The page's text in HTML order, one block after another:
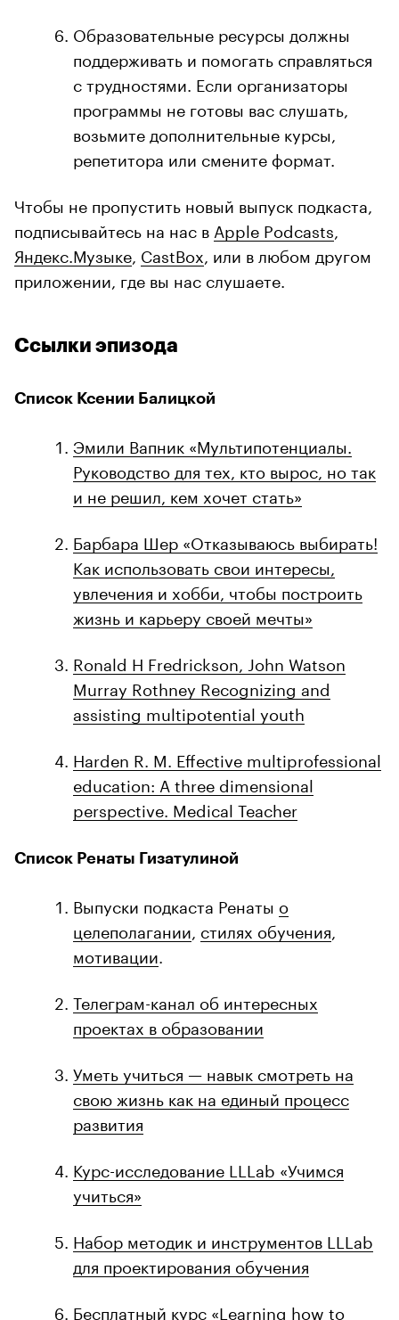
Образовательные ресурсы должны
поддерживать и помогать справляться
с трудностями. Если организаторы
программы не готовы вас слушать,
возьмите дополнительные курсы,
репетитора или смените формат.
Чтобы не пропустить новый выпуск подкаста,
подписывайтесь на нас в Apple Podcasts
Яндекс.Музыке CastBox , или в любом другом
приложении, где вы нас слушаете.
Ссылки эпизода
Список Ксении Балицкой
Эмили Вапник «Мультипотенциалы.
Руководство для тех, кто вырос, но так
и не решил, кем хочет стать»
Барбара Шер «Отказываюсь выбирать!
Как использовать свои интересы,
увлечения и хобби, чтобы построить
жизнь и карьеру своей мечты»
Ronald H Fredrickson, John Watson
Murray Rothney Recognizing and
assisting multipotential youth
Harden R. M. Effective multiprofessional
education: A three dimensional
perspective. Medical Teacher
Список Ренаты Гизатулиной
Выпуски подкаста Ренаты о
целеполагании стилях обучения
мотивации
Телеграм-канал об интересных
проектах в образовании
Уметь учиться — навык смотреть на
свою жизнь как на единый процесс
развития
Курс-исследование LLLab «Учимся
учиться»
Набор методик и инструментов LLLab
для проектирования обучения
Бесплатный курс «Learning how to